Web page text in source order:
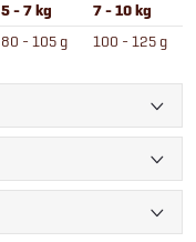
5 - 7 kg 7 - 10 kg
80 - 105 g 100 - 125 g